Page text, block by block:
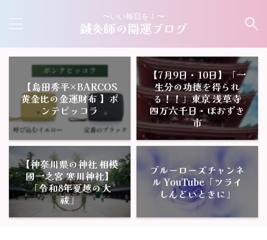
〜いい毎日を！〜
鍼灸師の開運ブログ
【島田秀平×BARCOS
黄金比の金運財布 】ポ
ンテピッコラ
【7月9日・10日】「一
生分の功徳を得られ
る！！」東京 浅草寺
四万六千日・ほおずき
市
【神奈川県の神社 相模
國一之宮 寒川神社】
「令和8年夏越の大
祓」
ブルーローズチャンネ
ル YouTube「ツライ
しんどいときに」